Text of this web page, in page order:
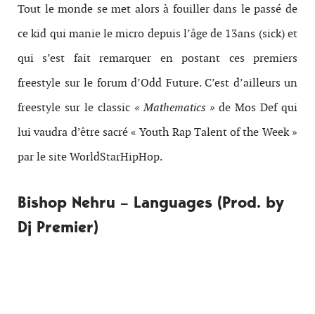
Tout le monde se met alors à fouiller dans le passé de
ce kid qui manie le micro depuis l’âge de 13ans (sick) et
qui s’est fait remarquer en postant ces premiers
freestyle sur le forum d’Odd Future. C’est d’ailleurs un
freestyle sur le classic « Mathematics »de Mos Def qui
lui vaudra d’être sacré « Youth Rap Talent of the Week »
par le site WorldStarHipHop.
Bishop Nehru – Languages (Prod. by
Dj Premier)